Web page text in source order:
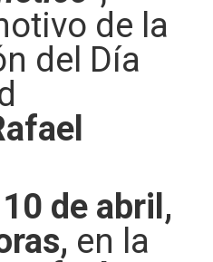
de la
del Día
de abril,
en la